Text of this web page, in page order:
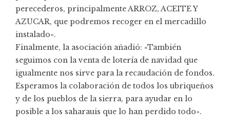
perecederos, principalmente ARROZ, ACEITE Y
AZUCAR, que podremos recoger en el mercadillo
instalado».
Finalmente, la asociación añadió: «También
seguimos con la venta de lotería de navidad que
igualmente nos sirve para la recaudación de fondos.
Esperamos la colaboración de todos los ubriqueños
y de los pueblos de la sierra, para ayudar en lo
posible a los saharauis que lo han perdido todo».